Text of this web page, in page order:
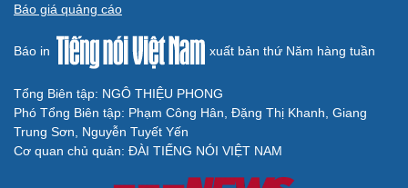
Du lịch
Tư vấn
Săn Tour
check-in
Podcast
Câu chuyện thời sự
Cửa sổ tình yêu
Kể chuyện cho bé
Báo giá quảng cáo
Báo in xuất bản thứ Năm hàng tuần
Tổng Biên tập: NGÔ THIỆU PHONG
Phó Tổng Biên tập: Phạm Công Hân, Đặng Thị Khanh, Giang
Trung Sơn, Nguyễn Tuyết Yến
Cơ quan chủ quản: ĐÀI TIẾNG NÓI VIỆT NAM